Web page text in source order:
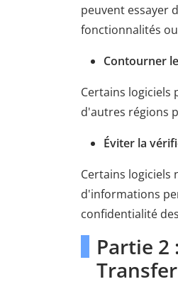
peuvent essayer
fonctionnalités
Contourner
Certains logiciels
d'autres régions
Éviter la
Certains logiciels
d'informations
confidentialité
Partie